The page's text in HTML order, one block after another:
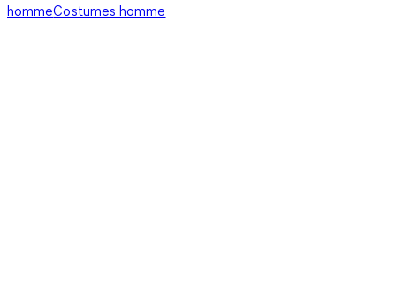
hommeCostumes homme